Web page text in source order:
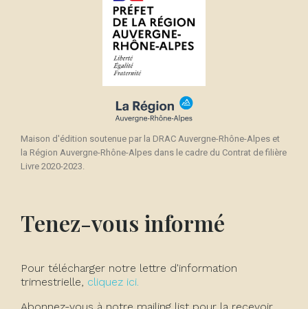
Maison d'édition soutenue par la DRAC Auvergne-Rhône-Alpes et
la Région Auvergne-Rhône-Alpes dans le cadre du Contrat de filière
Livre 2020-2023.
Tenez-vous informé
Pour télécharger notre lettre d'information
trimestrielle, cliquez ici.